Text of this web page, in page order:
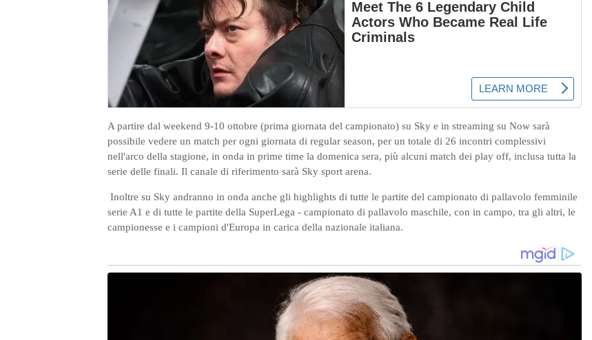
A partire dal weekend 9-10 ottobre (prima giornata del campionato) su Sky e in streaming su Now sarà
possibile vedere un match per ogni giornata di regular season, per un totale di 26 incontri complessivi
nell'arco della stagione, in onda in prime time la domenica sera, più alcuni match dei play off, inclusa tutta la
serie delle finali. Il canale di riferimento sarà Sky sport arena.
Inoltre su Sky andranno in onda anche gli highlights di tutte le partite del campionato di pallavolo femminile
serie A1 e di tutte le partite della SuperLega - campionato di pallavolo maschile, con in campo, tra gli altri, le
campionesse e i campioni d'Europa in carica della nazionale italiana.